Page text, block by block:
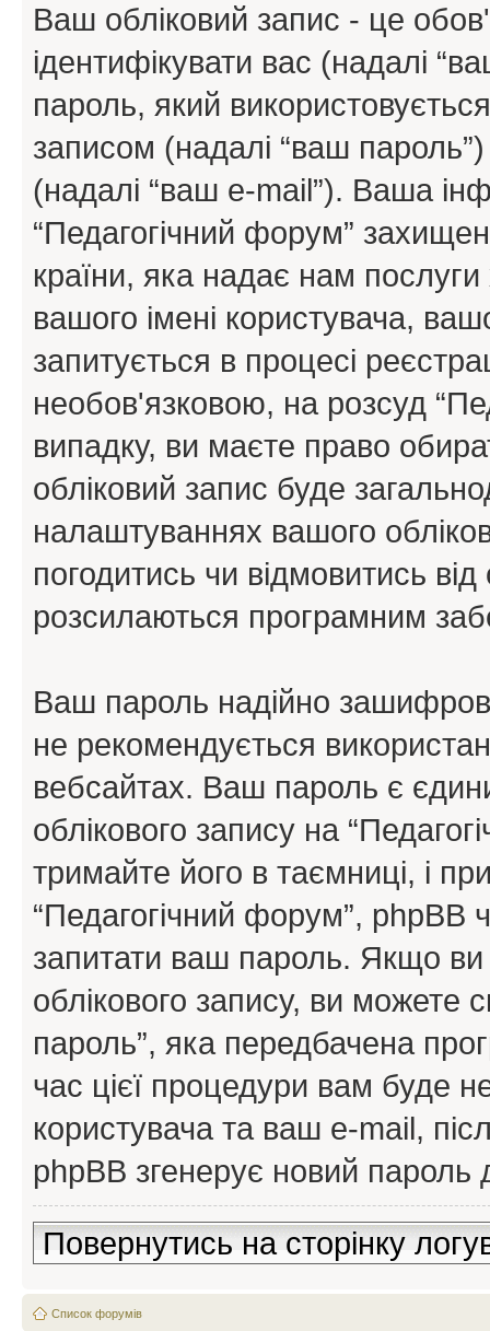
Ваш обліковий запис - це
ідентифікувати вас (надалі
пароль, який
записом (надалі “ваш
(надалі “ваш e-mail”). Ваша
“Педагогічний форум”
країни, яка надає нам
вашого імені користувача,
запитується в процесі
необов'язковою, на розсуд
випадку, ви маєте право
обліковий запис буде
налаштуваннях вашого
погодитись чи відмовитись
розсилаються програмним
Ваш пароль надійно
не рекомендується
вебсайтах. Ваш пароль є
облікового запису на
тримайте його в таємниці, і
“Педагогічний форум”, phpBB
запитати ваш пароль. Якщо
облікового запису, ви можете
пароль”, яка передбачена
час цієї процедури вам буде
користувача та ваш e-mail,
phpBB згенерує новий пароль
Повернутись на сторінку
Список форумів